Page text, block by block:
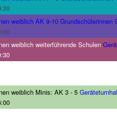
weiblich AK 9-10 Grundschülerinnen
weiblich weiterführende Schulen
weiblich Minis: AK 3 - 5